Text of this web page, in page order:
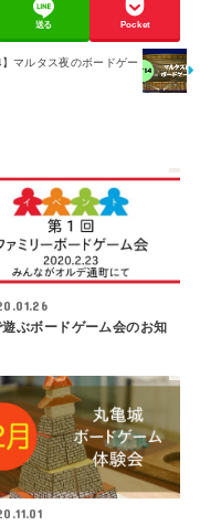
送る Pocket
】マルタス夜のボードゲー
ぶボードゲーム会のお知